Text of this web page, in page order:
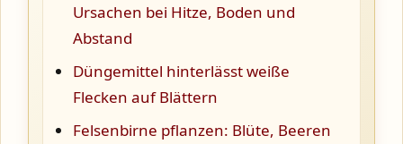
Ursachen bei Hitze, Boden und
Abstand
Düngemittel hinterlässt weiße
Flecken auf Blättern
Felsenbirne pflanzen: Blüte, Beeren